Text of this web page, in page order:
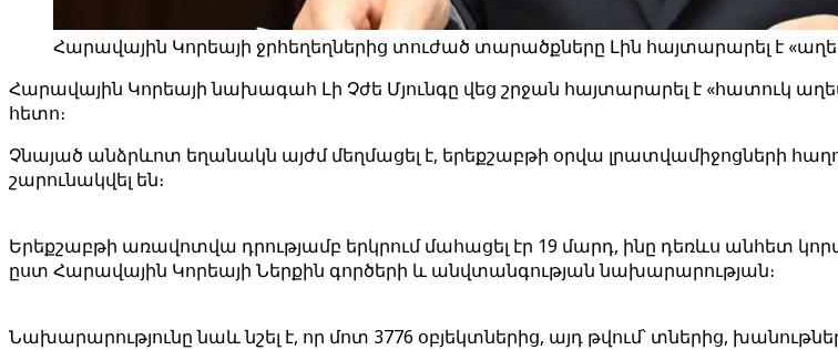
Հարավային Կորեայի ջրհեղեղներից տուժած տարածքները Լին հայտարարել է
Հարավային Կորեայի նախագահ Լի Չժե Մյունգը վեց շրջան հայտարարել է «հատուկ
հետո։
Չնայած անձրևոտ եղանակն այժմ մեղմացել է, երեքշաբթի օրվա լրատվամիջոցների
շարունակվել են։
Երեքշաբթի առավոտվա դրությամբ երկրում մահացել էր 19 մարդ, ինը դեռևս անհետ
ըստ Հարավային Կորեայի Ներքին գործերի և անվտանգության նախարարության։
Նախարարությունը նաև նշել է, որ մոտ 3776 օբյեկտներից, այդ թվում՝ տներից,